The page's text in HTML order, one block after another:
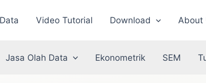
Video Tutorial Download About
Jasa Olah Data Ekonometrik SEM